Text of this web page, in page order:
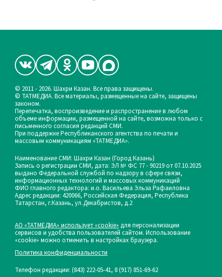
© 2011 - 2026. Шахри Казан. Все права защищены.
© ТАТМЕДИА. Все материалы, размещенные на сайте, защищены
законом.
Перепечатка, воспроизведение и распространение в любом
объеме информации, размещенной на сайте, возможна только с
письменного согласия редакций СМИ.
При поддержке Республиканского агентства по печати и
массовым коммуникациям «ТАТМЕДИА».
Наименование СМИ: Шахри Казан (Город Казань)
Запись о регистрации СМИ, дата: ЭЛ № ФС 77 - 90219 от 07.10.2025
выдано Федеральной службой по надзору в сфере связи,
информационных технологий и массовых коммуникаций
ФИО главного редактора: и.о. Васильева Эльза Рафаиловна
Адрес редакции: 420066, Российская Федерация, Республика
Татарстан, г.Казань, ул.Декабристов, д.2
АО «ТАТМЕДИА» использует «cookie» для персонализации
сервисов и удобства пользователей сайтом. Использование
«cookie» можно отменить в настройках браузера.
Политика конфиденциальности
Телефон редакции: (843) 222-05-41, 8 (917) 851-69-62